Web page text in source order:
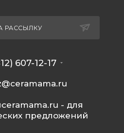
РАССЫЛКУ
607-12-17
- для
предложений